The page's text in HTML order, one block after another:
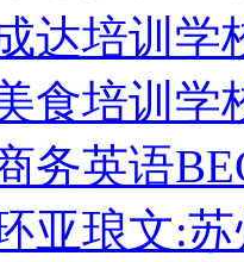
达培训学
食培训学
务英语
亚琅文: